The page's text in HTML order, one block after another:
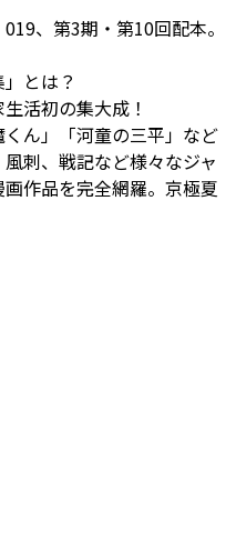
、第3期・第10回配本。
とは？
活初の集大成！
くん」「河童の三平」など
刺、戦記など様々なジャ
作品を完全網羅。京極夏